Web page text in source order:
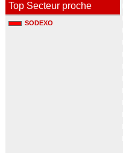
Top Secteur proche
SODEXO